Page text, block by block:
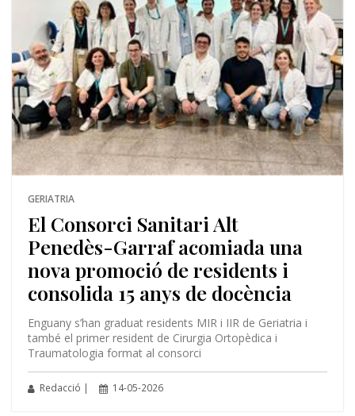
GERIATRIA
El Consorci Sanitari Alt
Penedès-Garraf acomiada una
nova promoció de residents i
consolida 15 anys de docència
Enguany s’han graduat residents MIR i IIR de Geriatria i
també el primer resident de Cirurgia Ortopèdica i
Traumatologia format al consorci
Redacció | 14-05-2026